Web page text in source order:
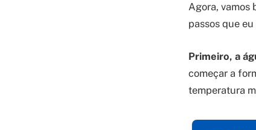
Agora, vamos
passos que
Primeiro, a
começar a
temperatura